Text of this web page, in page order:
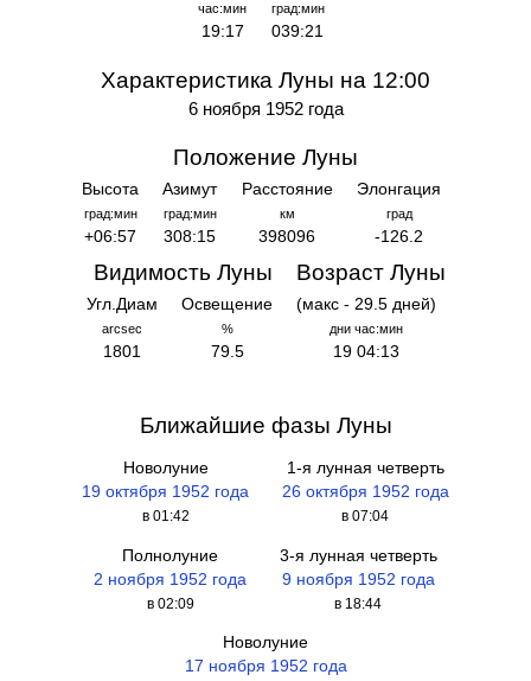
час:мин
19:17
град:мин
039:21
Характеристика Луны на 12:00
6 ноября 1952 года
Положение Луны
Высота
град:мин
+06:57
Азимут
град:мин
308:15
Расстояние
км
398096
Элонгация
град
-126.2
Видимость Луны
Угл.Диам
arcsec
1801
Освещение
%
79.5
Возраст Луны
(макс - 29.5 дней)
дни час:мин
19 04:13
Ближайшие фазы Луны
Новолуние
19 октября 1952 года
в 01:42
1-я лунная четверть
26 октября 1952 года
в 07:04
Полнолуние
2 ноября 1952 года
в 02:09
3-я лунная четверть
9 ноября 1952 года
в 18:44
Новолуние
17 ноября 1952 года